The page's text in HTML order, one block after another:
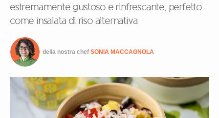
estremamente gustoso e rinfrescante, perfetto
come insalata di riso alternativa
della nostra chef SONIA MACCAGNOLA